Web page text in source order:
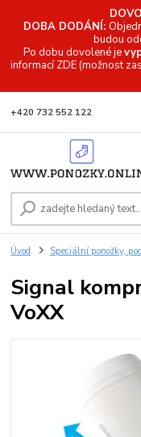
DOBA DODÁNÍ:
budou
Po dobu dovolené je
informacíZDE (možnost
+420 732 552 122
Úvod Speciální ponožky,
Signal
VoXX